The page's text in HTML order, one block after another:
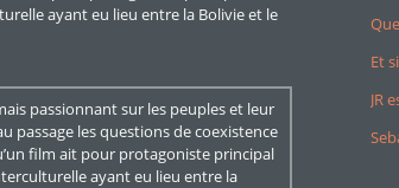
ayant eu lieu entre la Bolivie et le
passionnant sur les peuples et leur
passage les questions de coexistence
film ait pour protagoniste principal
ayant eu lieu entre la
Et
JR